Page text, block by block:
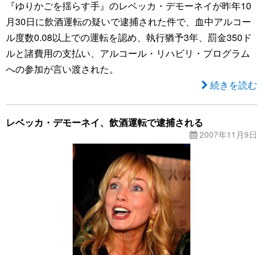
『ゆりかごを揺らす手』のレベッカ・デモーネイが昨年10
月30日に飲酒運転の疑いで逮捕された件で、血中アルコー
ル度数0.08以上での運転を認め、執行猶予3年、罰金350ド
ルと諸費用の支払い、アルコール・リハビリ・プログラム
への参加が言い渡された。
続きを読む
レベッカ・デモーネイ、飲酒運転で逮捕される
2007年11月9日